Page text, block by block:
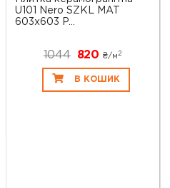
U101 Nero SZKL MAT
603x603 P...
1044 820 ₴/м 2
В КОШИК